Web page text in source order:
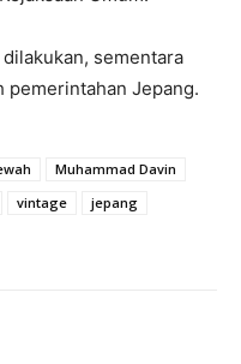
sementara
pemerintahan Jepang.
Muhammad Davin
vintage
jepang